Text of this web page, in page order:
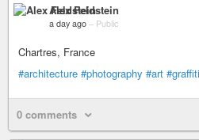
Alex Feldstein
a day ago – Public
Chartres, France
#architecture #photography #art #graffiti
0 comments